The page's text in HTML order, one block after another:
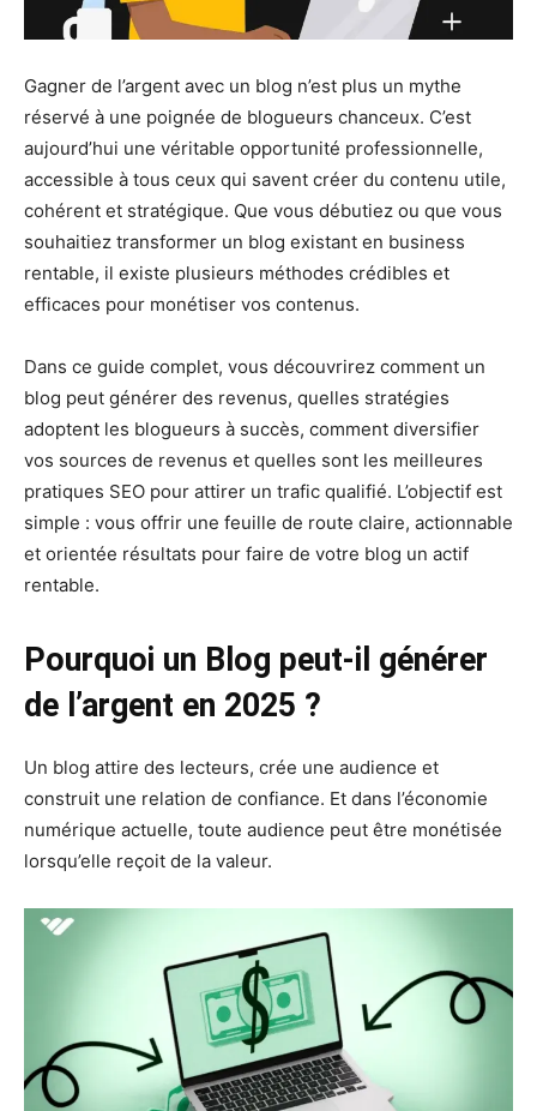
Gagner de l’argent avec un blog n’est plus un mythe
réservé à une poignée de blogueurs chanceux. C’est
aujourd’hui une véritable opportunité professionnelle,
accessible à tous ceux qui savent créer du contenu utile,
cohérent et stratégique. Que vous débutiez ou que vous
souhaitiez transformer un blog existant en business
rentable, il existe plusieurs méthodes crédibles et
efficaces pour monétiser vos contenus.
Dans ce guide complet, vous découvrirez comment un
blog peut générer des revenus, quelles stratégies
adoptent les blogueurs à succès, comment diversifier
vos sources de revenus et quelles sont les meilleures
pratiques SEO pour attirer un trafic qualifié. L’objectif est
simple : vous offrir une feuille de route claire, actionnable
et orientée résultats pour faire de votre blog un actif
rentable.
Pourquoi un Blog peut-il générer
de l’argent en 2025 ?
Un blog attire des lecteurs, crée une audience et
construit une relation de confiance. Et dans l’économie
numérique actuelle, toute audience peut être monétisée
lorsqu’elle reçoit de la valeur.